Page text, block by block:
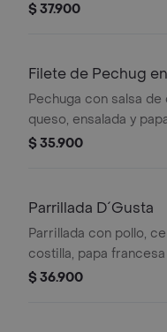
$ 37.900
Filete de Pechug
Champiñones
Pechuga con salsa de
queso, ensalada y
$ 35.900
Parrillada D´Gusta
Parrillada con pollo,
costilla, papa
la casa.
$ 36.900